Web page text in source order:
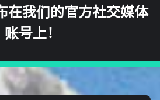
在我们的官方社交媒体
账号上！